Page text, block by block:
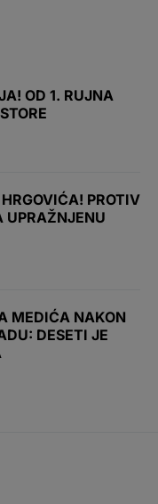
OD 1. RUJNA
PROTIV
UPRAŽNJENU
MEDIĆA NAKON
DESETI JE